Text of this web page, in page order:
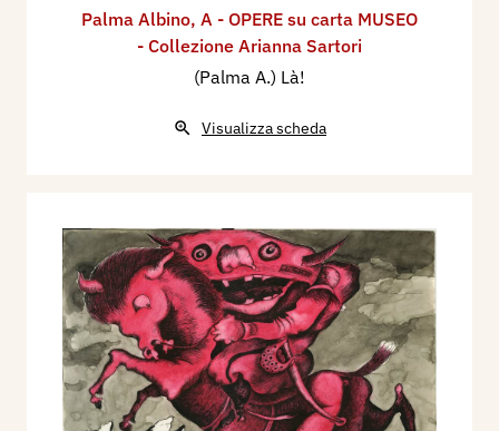
Palma Albino, A - OPERE su carta MUSEO
- Collezione Arianna Sartori
(Palma A.) Là!
Visualizza scheda